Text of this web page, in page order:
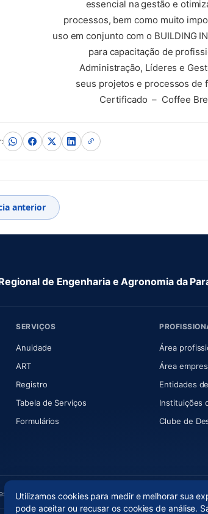
essencial na gestão e
processos, bem como muito
uso em conjunto com o BUILDING
para capacitação de
Administração, Líderes e
seus projetos e processos de
Certificado – Coffee
anterior
de Engenharia e Agronomia da
aba)
nova aba)
SERVIÇOS
Anuidade(abre em nova aba)
ART(abre em nova aba)
Registro
Tabela de Serviços
Formulários
Área
Área
Entidades
Instituições
Clube de
Utilizamos cookies para medir e melhorar sua
pode aceitar ou recusar os cookies de análise.